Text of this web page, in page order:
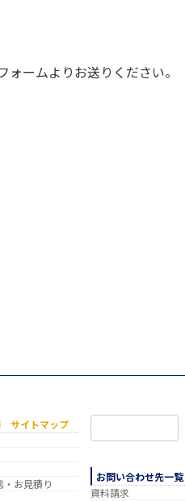
ームよりお送りください。
サイトマップ
・お見積り
お問い合わせ先一覧
資料請求